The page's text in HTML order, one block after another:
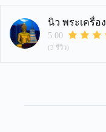
นิว พระเครื่อง
5.00
(3 รีวิว)